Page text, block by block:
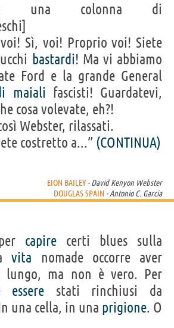
una colonna di
Sì, voi! Proprio voi! Siete
bastardi! Ma vi abbiamo
Ford e la grande General
maiali fascisti! Guardatevi,
cosa volevate, eh?!
Webster, rilassati.
costretto a...” (CONTINUA)
EION BAILEY - David Kenyon Webster
DOUGLAS SPAIN - Antonio C. Garcia
capire certi blues sulla
vita nomade occorre aver
lungo, ma non è vero. Per
essere stati rinchiusi da
una cella, in una prigione. O